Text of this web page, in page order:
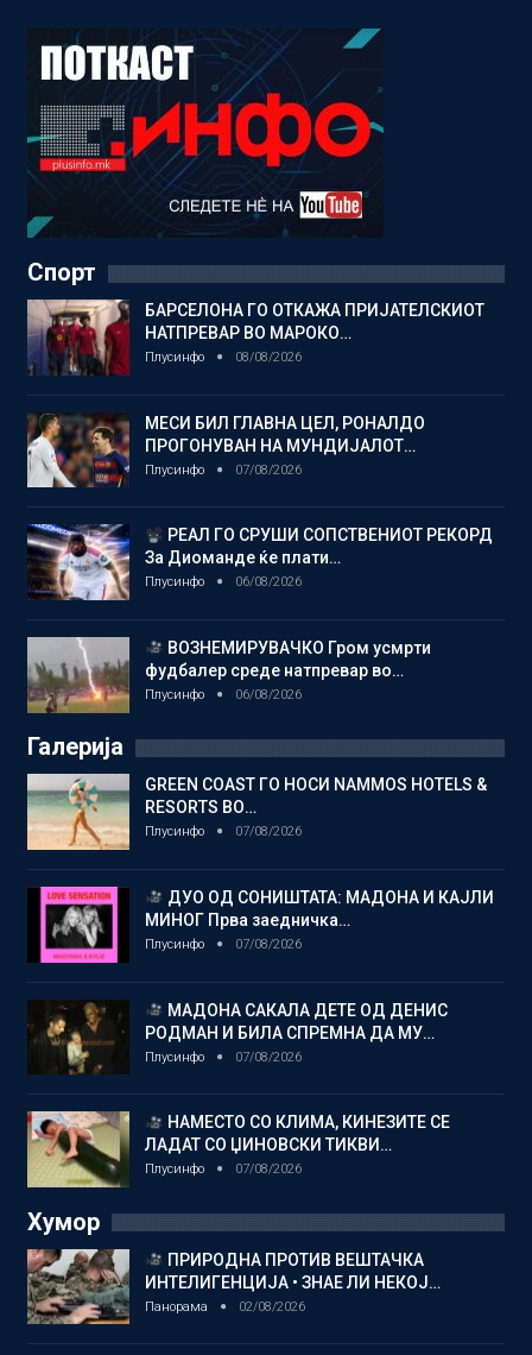
Спорт
БАРСЕЛОНА ГО ОТКАЖА ПРИЈАТЕЛСКИОТ
НАТПРЕВАР ВО МАРОКО…
Плусинфо 08/08/2026
МЕСИ БИЛ ГЛАВНА ЦЕЛ, РОНАЛДО
ПРОГОНУВАН НА МУНДИЈАЛОТ…
Плусинфо 07/08/2026
РЕАЛ ГО СРУШИ СОПСТВЕНИОТ РЕКОРД
За Диоманде ќе плати…
Плусинфо 06/08/2026
ВОЗНЕМИРУВАЧКО Гром усмрти
фудбалер среде натпревар во…
Плусинфо 06/08/2026
Галерија
GREEN COAST ГО НОСИ NAMMOS HOTELS &
RESORTS ВО…
Плусинфо 07/08/2026
ДУО ОД СОНИШТАТА: МАДОНА И КАЈЛИ
МИНОГ Прва заедничка…
Плусинфо 07/08/2026
МАДОНА САКАЛА ДЕТЕ ОД ДЕНИС
РОДМАН И БИЛА СПРЕМНА ДА МУ…
Плусинфо 07/08/2026
НАМЕСТО СО КЛИМА, КИНЕЗИТЕ СЕ
ЛАДАТ СО ЏИНОВСКИ ТИКВИ…
Плусинфо 07/08/2026
Хумор
ПРИРОДНА ПРОТИВ ВЕШТАЧКА
ИНТЕЛИГЕНЦИЈА • ЗНАЕ ЛИ НЕКОЈ…
Панорама 02/08/2026